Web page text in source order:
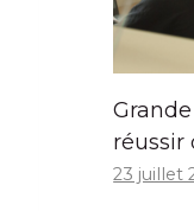
réussir
23 juillet